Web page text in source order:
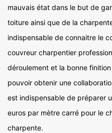
mauvais état dans le but de
toiture ainsi que de la
indispensable de connaitre le
couvreur charpentier
déroulement et la bonne
pouvoir obtenir une
est indispensable de préparer
euros par mètre carré pour le
charpente.